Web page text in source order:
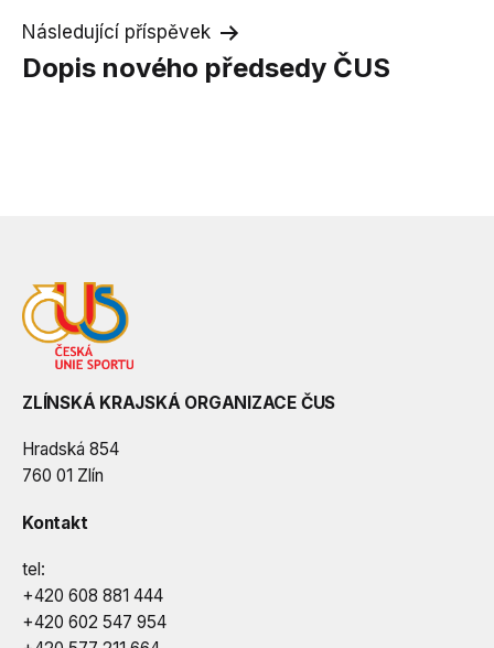
Následující příspěvek
Dopis nového předsedy ČUS
ZLÍNSKÁ KRAJSKÁ ORGANIZACE ČUS
Hradská 854
760 01 Zlín
Kontakt
tel:
+420 608 881 444
+420 602 547 954